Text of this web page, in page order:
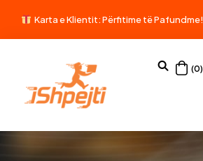
Karta e Klientit: Përfitime të Pafundme!
(0)